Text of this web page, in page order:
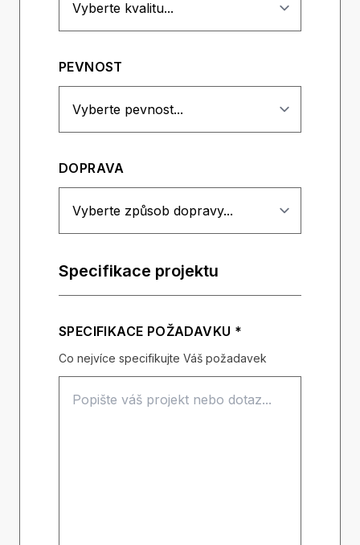
PEVNOST
DOPRAVA
Specifikace projektu
SPECIFIKACE POŽADAVKU *
Co nejvíce specifikujte Váš požadavek